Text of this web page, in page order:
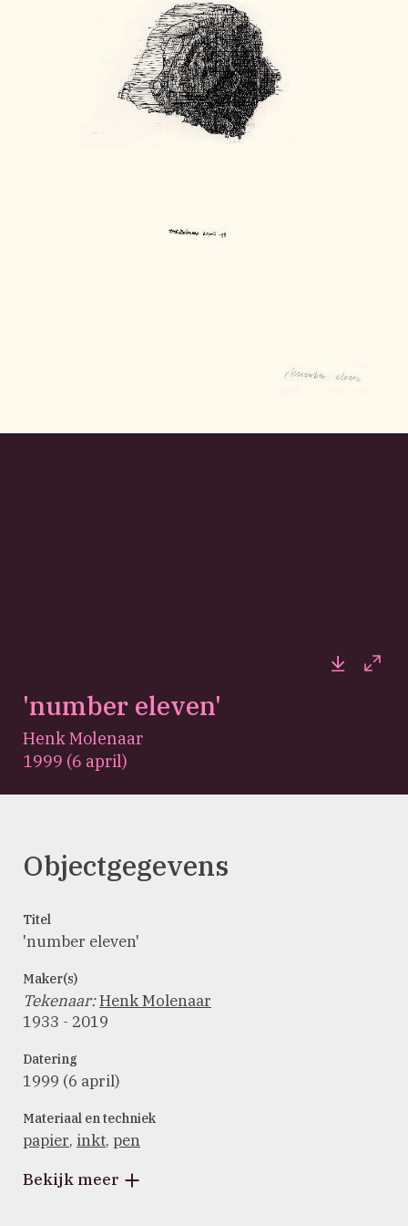
'number eleven'
Henk Molenaar
1999 (6 april)
Objectgegevens
Titel
'number eleven'
Maker(s)
Tekenaar:Henk Molenaar
1933 - 2019
Datering
1999 (6 april)
Materiaal en techniek
papier, inkt, pen
Bekijk meer